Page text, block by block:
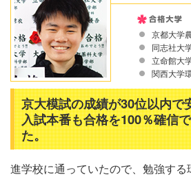
京都大学
同志社大
立命館大
関西大学
京大模試の成績が30位以内
入試本番も合格を100％確信
た。
進学校に通っていたので、勉強す